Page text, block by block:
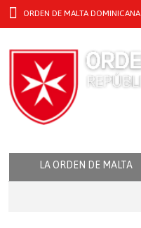
ORDEN DE MALTA DOMINICANA
LA ORDEN DE MALTA